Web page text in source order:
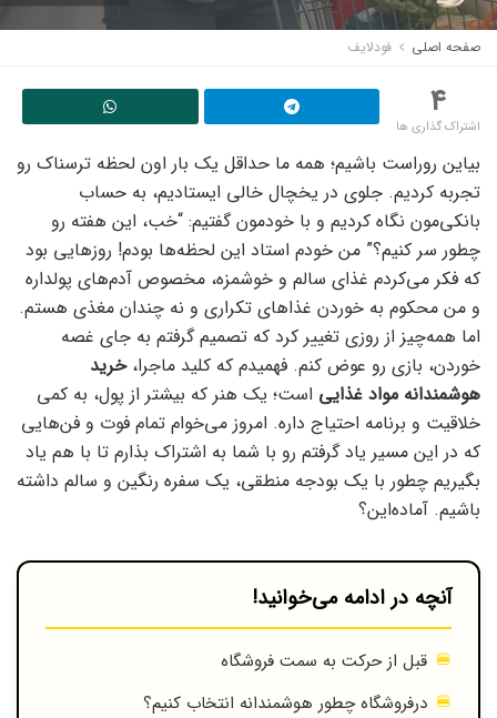
صفحه اصلی فودلایف
4
اشتراک گذاری ها
بیاین روراست باشیم؛ همه ما حداقل یک بار اون لحظه ترسناک رو
تجربه کردیم. جلوی در یخچال خالی ایستادیم، به حساب
بانکی‌مون نگاه کردیم و با خودمون گفتیم: “خب، این هفته رو
چطور سر کنیم؟” من خودم استاد این لحظه‌ها بودم! روزهایی بود
که فکر می‌کردم غذای سالم و خوشمزه، مخصوص آدم‌های پولداره
و من محکوم به خوردن غذاهای تکراری و نه چندان مغذی هستم.
اما همه‌چیز از روزی تغییر کرد که تصمیم گرفتم به جای غصه
خوردن، بازی رو عوض کنم. فهمیدم که کلید ماجرا،خرید
هوشمندانه مواد غذایی است؛ یک هنر که بیشتر از پول، به کمی
خلاقیت و برنامه احتیاج داره. امروز می‌خوام تمام فوت و فن‌هایی
که در این مسیر یاد گرفتم رو با شما به اشتراک بذارم تا با هم یاد
بگیریم چطور با یک بودجه منطقی، یک سفره رنگین و سالم داشته
باشیم. آماده‌این؟
آنچه در ادامه می‌خوانید!
قبل از حرکت به سمت فروشگاه
درفروشگاه چطور هوشمندانه انتخاب کنیم؟